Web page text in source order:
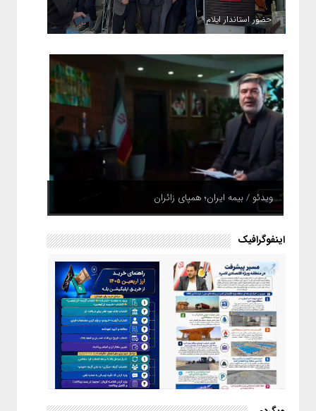
حضور استاندار ایلام
ویدئو / بیمه ایران؛ همپای زائران
اینفوگرافیک
اینفوگرافیک / راهنمای خرید ارز